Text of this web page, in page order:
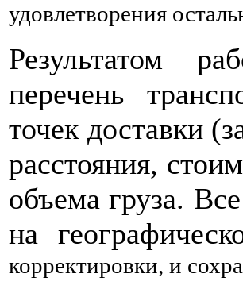
удовлетворения
Результатом
перечень
точек доставки
расстояния,
объема груза.
на
корректировки, и